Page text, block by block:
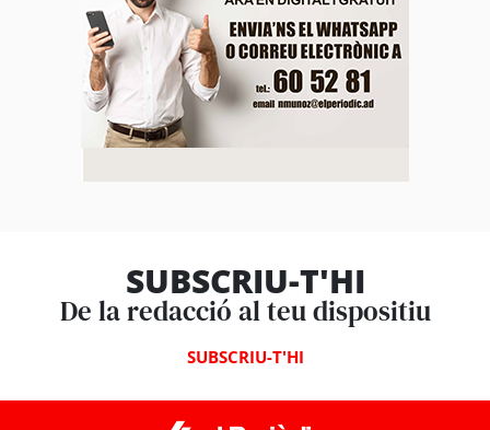
SUBSCRIU-T'HI
De la redacció al teu dispositiu
SUBSCRIU-T'HI